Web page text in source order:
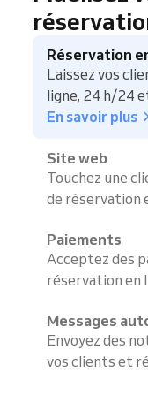
Réservation
Laissez vos
ligne, 24 h/24
En savoir plus
Site web
Touchez une
de réservation
Paiements
Acceptez des
réservation en
Messages
Envoyez des
vos clients et